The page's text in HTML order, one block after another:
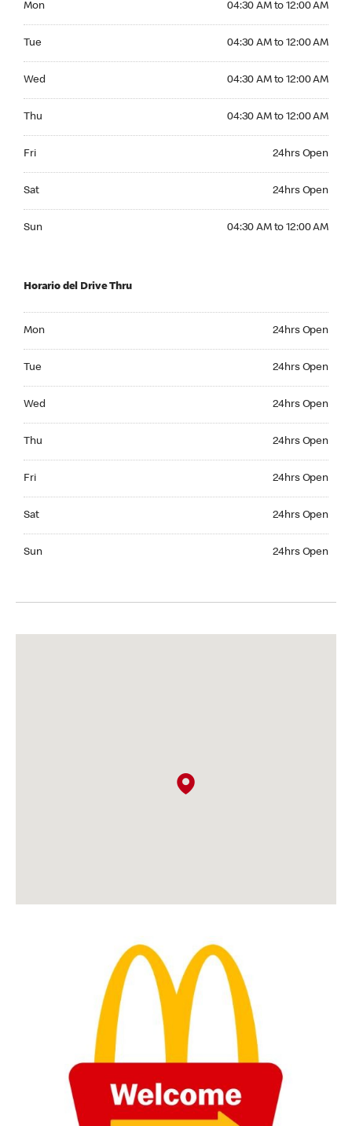
Mon 04:30 AM to 12:00 AM
Tue 04:30 AM to 12:00 AM
Wed 04:30 AM to 12:00 AM
Thu 04:30 AM to 12:00 AM
Fri 24hrs Open
Sat 24hrs Open
Sun 04:30 AM to 12:00 AM
Horario del Drive Thru
Mon 24hrs Open
Tue 24hrs Open
Wed 24hrs Open
Thu 24hrs Open
Fri 24hrs Open
Sat 24hrs Open
Sun 24hrs Open